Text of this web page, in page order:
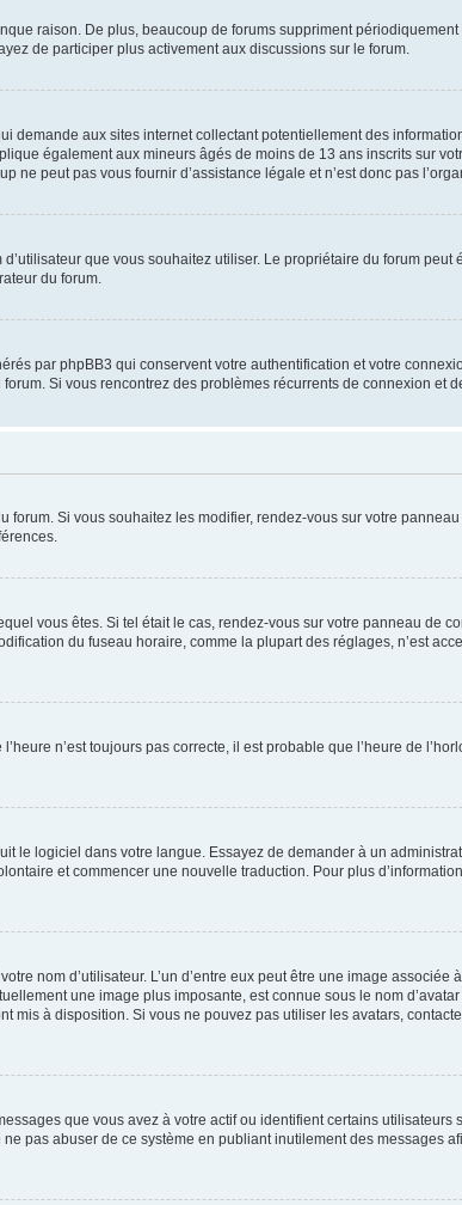
raison. De plus, beaucoup de forums suppriment
de participer plus activement aux discussions sur le forum.
demande aux sites internet collectant potentiellement des
également aux mineurs âgés de moins de 13 ans inscrits sur
peut pas vous fournir d’assistance légale et n’est donc pas
que vous souhaitez utiliser. Le propriétaire du forum
du forum.
par phpBB3 qui conservent votre authentification et votre
Si vous rencontrez des problèmes récurrents de connexion et
Si vous souhaitez les modifier, rendez-vous sur votre
vous êtes. Si tel était le cas, rendez-vous sur votre panneau de
du fuseau horaire, comme la plupart des réglages, n’est
n’est toujours pas correcte, il est probable que l’heure de
le logiciel dans votre langue. Essayez de demander à un
et commencer une nouvelle traduction. Pour plus
nom d’utilisateur. L’un d’entre eux peut être une image
une image plus imposante, est connue sous le nom
mis à disposition. Si vous ne pouvez pas utiliser les avatars,
que vous avez à votre actif ou identifient certains
pas abuser de ce système en publiant inutilement des messages